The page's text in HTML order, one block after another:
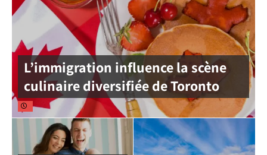
L’immigration influence la scène
culinaire diversifiée de Toronto